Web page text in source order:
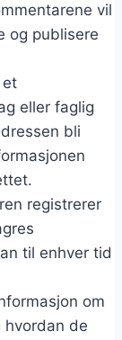
vil
og publisere
et
eller faglig
bli
registrerer
til enhver tid
om
hvordan de